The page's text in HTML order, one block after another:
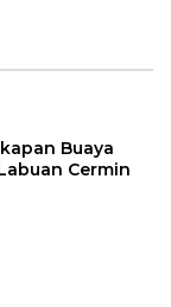
Buaya
Cermin